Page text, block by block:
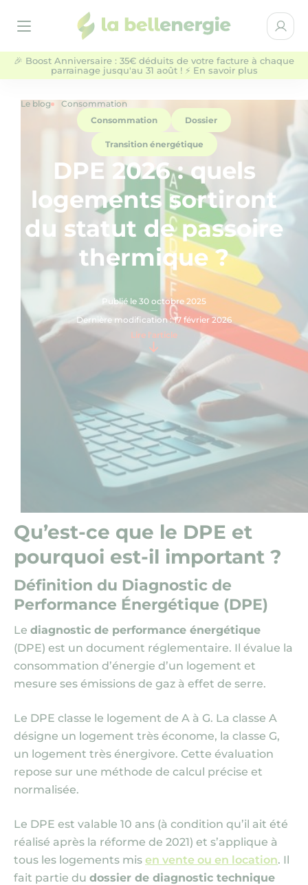
Ouvrir le menu
la bellenergie
NOS OFFRES D'ÉLECTRICITÉ
QUI SOMMES-NOUS ?
AIDE
Nous contacter
🎉 Boost Anniversaire : 35€ déduits de votre facture à chaque
parrainage jusqu'au 31 août ! ⚡ En savoir plus
Le blog
Consommation
Consommation
Dossier
Transition énergétique
DPE 2026 : quels
logements sortiront
du statut de passoire
thermique ?
Publié le 30 octobre 2025
Dernière modification : 17 février 2026
Lire l'article
Qu’est-ce que le DPE et
pourquoi est-il important ?
Définition du Diagnostic de
Performance Énergétique (DPE)
Le diagnostic de performance énergétique
(DPE) est un document réglementaire. Il évalue la
consommation d’énergie d’un logement et
mesure ses émissions de gaz à effet de serre.
Le DPE classe le logement de A à G. La classe A
désigne un logement très économe, la classe G,
un logement très énergivore. Cette évaluation
repose sur une méthode de calcul précise et
normalisée.
Le DPE est valable 10 ans (à condition qu’il ait été
réalisé après la réforme de 2021) et s’applique à
tous les logements mis en vente ou en location. Il
fait partie du dossier de diagnostic technique